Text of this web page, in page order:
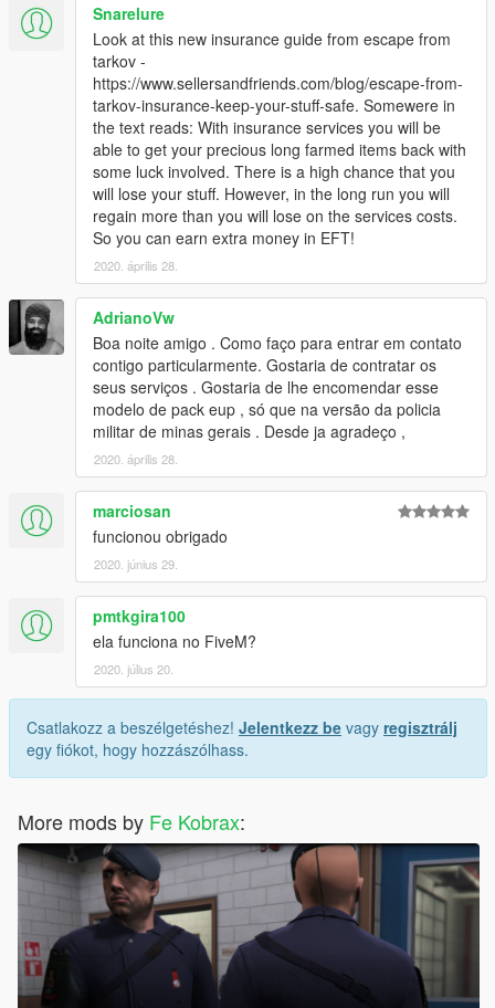
Snarelure
Look at this new insurance guide from escape from
tarkov -
https://www.sellersandfriends.com/blog/escape-from-
tarkov-insurance-keep-your-stuff-safe. Somewere in
the text reads: With insurance services you will be
able to get your precious long farmed items back with
some luck involved. There is a high chance that you
will lose your stuff. However, in the long run you will
regain more than you will lose on the services costs.
So you can earn extra money in EFT!
2020. április 28.
AdrianoVw
Boa noite amigo . Como faço para entrar em contato
contigo particularmente. Gostaria de contratar os
seus serviços . Gostaria de lhe encomendar esse
modelo de pack eup , só que na versão da policia
militar de minas gerais . Desde ja agradeço ,
2020. április 28.
marciosan
funcionou obrigado
2020. június 29.
pmtkgira100
ela funciona no FiveM?
2020. július 20.
Csatlakozz a beszélgetéshez! Jelentkezz be vagy regisztrálj
egy fiókot, hogy hozzászólhass.
More mods by Fe Kobrax: